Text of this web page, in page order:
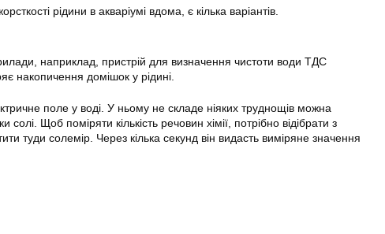
рідини в акваріумі вдома, є кілька варіантів.
наприклад, пристрій для визначення чистоти води ТДС
накопичення домішок у рідині.
поле у воді. У ньому не складе ніяких труднощів можна
солі. Щоб поміряти кількість речовин хімії, потрібно відібрати з
туди солемір. Через кілька секунд він видасть виміряне значення